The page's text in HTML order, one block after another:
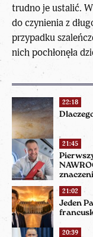
22:18
21:45
21:02
Jeden
20:39
trudno je ustalić.
do czynienia z
przypadku
nich pochłonęła